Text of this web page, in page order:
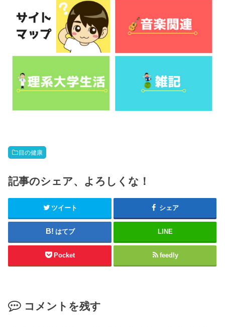
目の健康
記事のシェア、よろしくな！
ツイート シェア
はてブ LINE
Pocket feedly
コメントを残す